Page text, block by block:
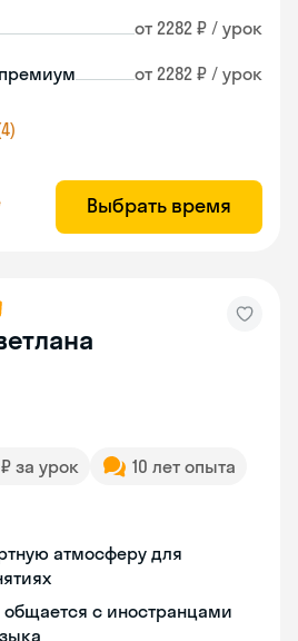
от 2282 ₽ / урок
от 2282 ₽ / урок
Выбрать время
за урок
10 лет опыта
атмосферу для
общается с иностранцами